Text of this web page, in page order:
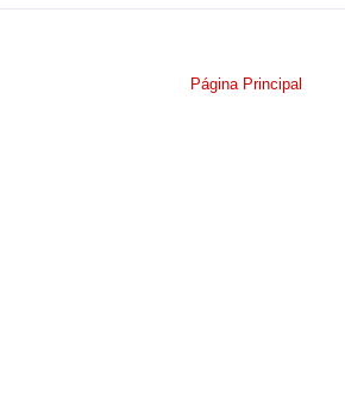
Página Principal